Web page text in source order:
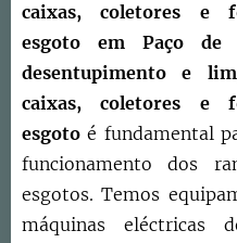
caixas, coletores e
esgoto
em Paço de
desentupimento e
caixas, coletores e
esgoto é fundamental
funcionamento dos
esgotos. Temos
máquinas eléctricas